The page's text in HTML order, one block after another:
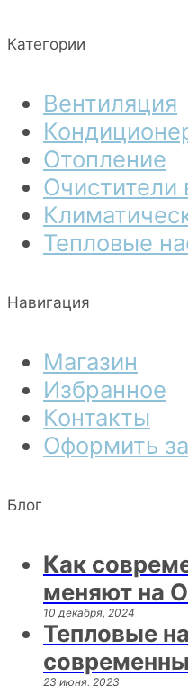
Категории
Вентиляция
Отопление
Очистители
Тепловые
Навигация
Магазин
Избранное
Контакты
Оформить
Блог
Как
меняют на
10 декабря, 2024
Тепловые
23 июня, 2023